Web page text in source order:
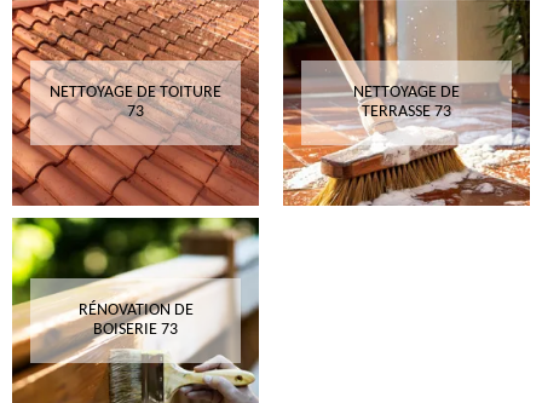
NETTOYAGE DE TOITURE
73
NETTOYAGE DE
TERRASSE 73
RÉNOVATION DE
BOISERIE 73